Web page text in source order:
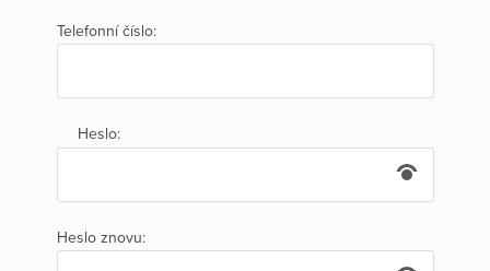
Telefonní číslo:
Heslo:
Heslo znovu: